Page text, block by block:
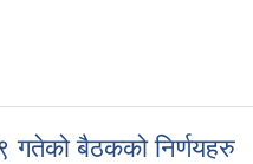
गतेको बैठकको निर्णयहरु